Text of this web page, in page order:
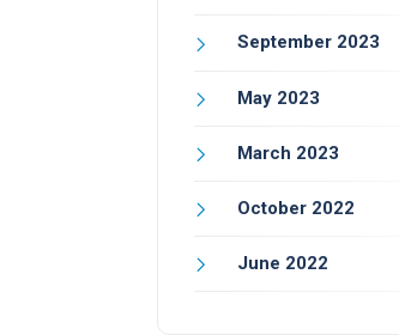
September 2023
May 2023
March 2023
October 2022
June 2022